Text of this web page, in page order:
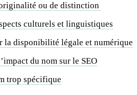
ou de distinction
culturels et linguistiques
la disponibilité légale et numérique
du nom sur le SEO
trop spécifique